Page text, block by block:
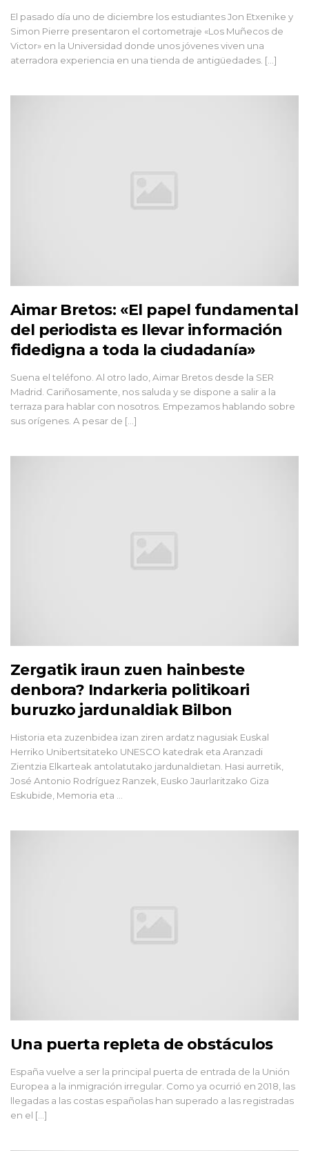
El pasado día uno de diciembre los estudiantes Jon Etxenike y
Simon Pierre presentaron el cortometraje «Los Muñecos de
Victor» en la Universidad donde unos jóvenes viven una
aterradora experiencia en una tienda de antigüedades. [...]
Aimar Bretos: «El papel fundamental
del periodista es llevar información
fidedigna a toda la ciudadanía»
Suena el teléfono. Al otro lado, Aimar Bretos desde la SER
Madrid. Cariñosamente, nos saluda y se dispone a salir a la
terraza para hablar con nosotros. Empezamos hablando sobre
sus orígenes. A pesar de [...]
Zergatik iraun zuen hainbeste
denbora? Indarkeria politikoari
buruzko jardunaldiak Bilbon
Historia eta zuzenbidea izan ziren ardatz nagusiak Euskal
Herriko Unibertsitateko UNESCO katedrak eta Aranzadi
Zientzia Elkarteak antolatutako jardunaldietan. Hasi aurretik,
José Antonio Rodríguez Ranzek, Eusko Jaurlaritzako Giza
Eskubide, Memoria eta ...
Una puerta repleta de obstáculos
España vuelve a ser la principal puerta de entrada de la Unión
Europea a la inmigración irregular. Como ya ocurrió en 2018, las
llegadas a las costas españolas han superado a las registradas
en el [...]